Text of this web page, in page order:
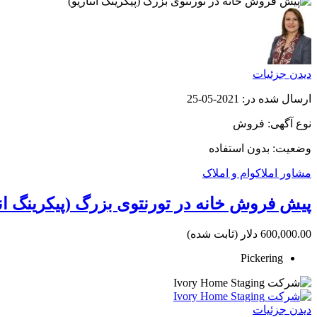
دیدن جزئیات
ارسال شده در: 2021-05-25
نوع آگهی: فروش
وضعیت: بدون استفاده
مشاور املاکوام و املاک
پیش فروش خانه در تورنتوی بزرگ (پیکرینگ
600,000.00 دلار
(ثابت شده)
Pickering
دیدن جزئیات